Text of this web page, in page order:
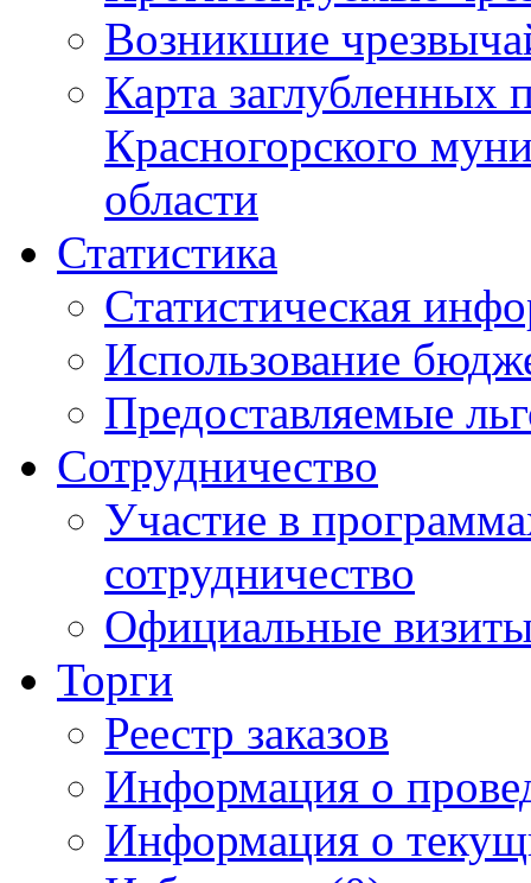
Возникшие
Карта
Красногорского
области
Статистика
Статистическая
Использование
Предоставляемые
Сотрудничество
Участие в
сотрудничество
Официальные
Торги
Реестр заказов
Информация о
Информация о